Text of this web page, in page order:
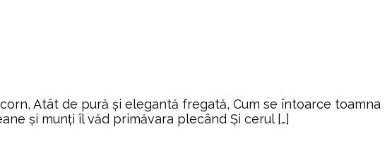
Atât de pură şi elegantă fregată, Cum se întoarce toamna
şi munţi îl văd primăvara plecând Şi cerul […]